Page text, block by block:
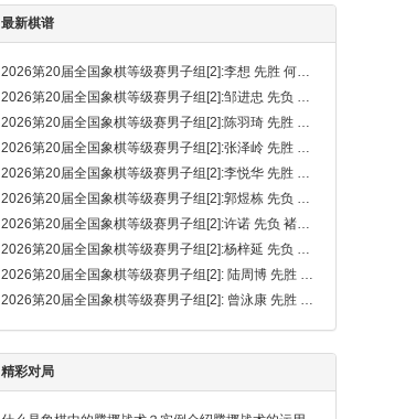
最新棋谱
2026第20届全国象棋等级赛男子组[2]:李想 先胜 何昊松
2026第20届全国象棋等级赛男子组[2]:邹进忠 先负 侯诚昊
2026第20届全国象棋等级赛男子组[2]:陈羽琦 先胜 胡钧炫
2026第20届全国象棋等级赛男子组[2]:张泽岭 先胜 吴熙贤
2026第20届全国象棋等级赛男子组[2]:李悦华 先胜 王子秦
2026第20届全国象棋等级赛男子组[2]:郭煜栋 先负 钟念沂
2026第20届全国象棋等级赛男子组[2]:许诺 先负 褚明睿
2026第20届全国象棋等级赛男子组[2]:杨梓延 先负 戴晨
2026第20届全国象棋等级赛男子组[2]: 陆周博 先胜 李致远
2026第20届全国象棋等级赛男子组[2]: 曾泳康 先胜 陈扬铭
精彩对局